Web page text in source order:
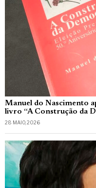
Manuel do Nascimento
livro “A Construção da
28 MAIO, 2026